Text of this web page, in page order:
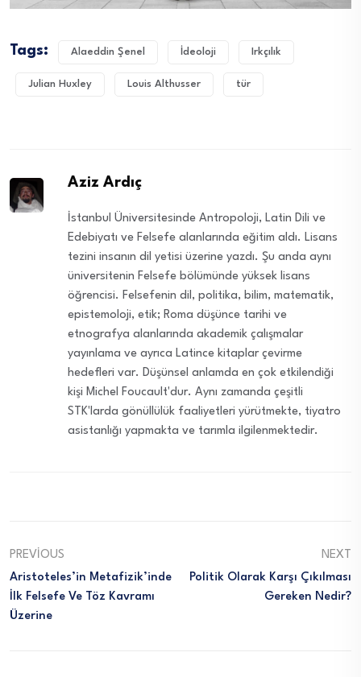
Tags: Alaeddin Şenel İdeoloji Irkçılık
Julian Huxley Louis Althusser tür
Aziz Ardıç
İstanbul Üniversitesinde Antropoloji, Latin Dili ve
Edebiyatı ve Felsefe alanlarında eğitim aldı. Lisans
tezini insanın dil yetisi üzerine yazdı. Şu anda aynı
üniversitenin Felsefe bölümünde yüksek lisans
öğrencisi. Felsefenin dil, politika, bilim, matematik,
epistemoloji, etik; Roma düşünce tarihi ve
etnografya alanlarında akademik çalışmalar
yayınlama ve ayrıca Latince kitaplar çevirme
hedefleri var. Düşünsel anlamda en çok etkilendiği
kişi Michel Foucault'dur. Aynı zamanda çeşitli
STK'larda gönüllülük faaliyetleri yürütmekte, tiyatro
asistanlığı yapmakta ve tarımla ilgilenmektedir.
PREVIOUS
Aristoteles’in Metafizik’inde
İlk Felsefe Ve Töz Kavramı
Üzerine
NEXT
Politik Olarak Karşı Çıkılması
Gereken Nedir?